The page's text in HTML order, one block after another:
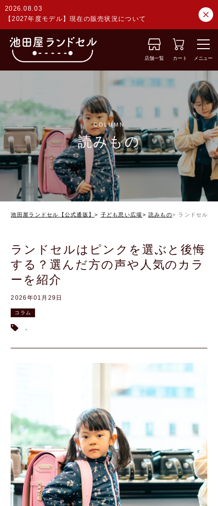
2026.08.03
【2027年度モデル】現在の販売状況について
店舗一覧 カート メニュー
COLUMN
読みもの
池田屋ランドセル【公式通販】 子ども思い広場 読みもの ランドセルは
ランドセルはピンクを選ぶと後悔
する？選んだ方の声や人気のカラ
ーを紹介
2026年01月29日
コラム